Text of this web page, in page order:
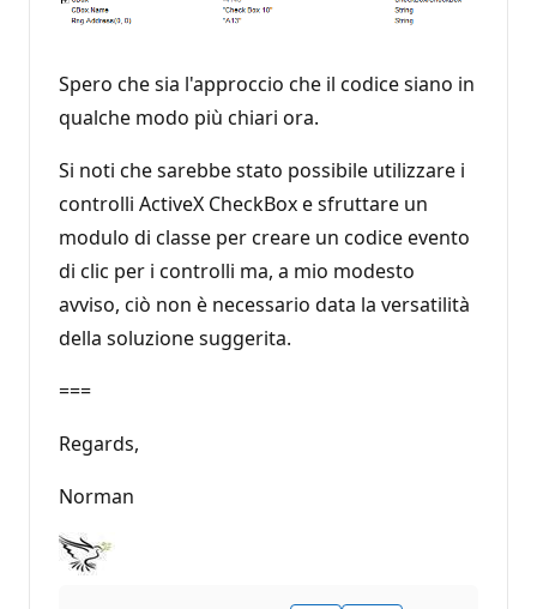
Spero che sia l'approccio che il codice siano in
qualche modo più chiari ora.
Si noti che sarebbe stato possibile utilizzare i
controlli ActiveX CheckBox e sfruttare un
modulo di classe per creare un codice evento
di clic per i controlli ma, a mio modesto
avviso, ciò non è necessario data la versatilità
della soluzione suggerita.
===
Regards,
Norman